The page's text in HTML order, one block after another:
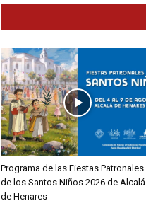
Programa de las Fiestas Patronales
de los Santos Niños 2026 de Alcalá
de Henares